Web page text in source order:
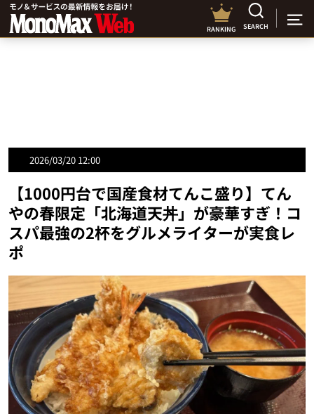
RANKING SEARCH
2026/03/20 12:00
【1000円台で国産食材てんこ盛り】てん
やの春限定「北海道天丼」が豪華すぎ！コ
スパ最強の2杯をグルメライターが実食レ
ポ